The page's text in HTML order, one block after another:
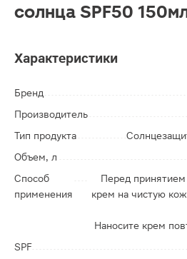
солнца SPF50
Характеристики
Бренд
Производитель
Тип продукта
Объем, л
Способ
применения
Перед
крем на чистую
Наносите крем
SPF